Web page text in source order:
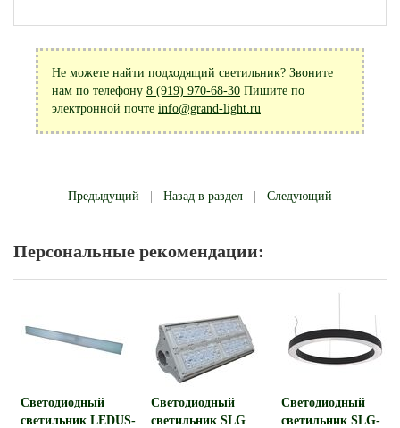
Не можете найти подходящий светильник? Звоните
нам по телефону 8 (919) 970-68-30 Пишите по
электронной почте info@grand-light.ru
Предыдущий Назад в раздел Следующий
Персональные рекомендации:
Светодиодный
светильник LEDUS-
Светодиодный
светильник SLG
Светодиодный
светильник SLG-